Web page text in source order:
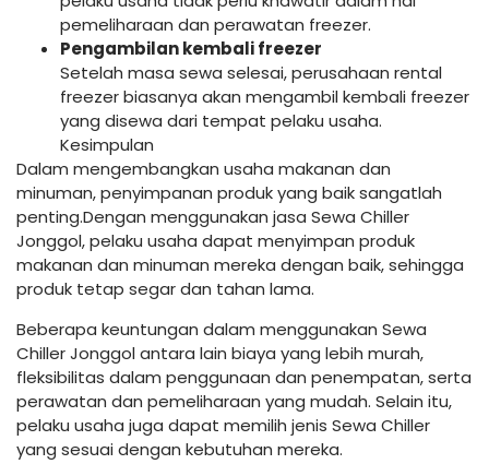
pemeliharaan dan perawatan freezer.
Pengambilan kembali freezer
Setelah masa sewa selesai, perusahaan rental
freezer biasanya akan mengambil kembali freezer
yang disewa dari tempat pelaku usaha.
Kesimpulan
Dalam mengembangkan usaha makanan dan
minuman, penyimpanan produk yang baik sangatlah
penting.Dengan menggunakan jasa Sewa Chiller
Jonggol, pelaku usaha dapat menyimpan produk
makanan dan minuman mereka dengan baik, sehingga
produk tetap segar dan tahan lama.
Beberapa keuntungan dalam menggunakan Sewa
Chiller Jonggol antara lain biaya yang lebih murah,
fleksibilitas dalam penggunaan dan penempatan, serta
perawatan dan pemeliharaan yang mudah. Selain itu,
pelaku usaha juga dapat memilih jenis Sewa Chiller
yang sesuai dengan kebutuhan mereka.